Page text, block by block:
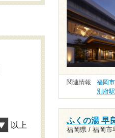
関連情報 福岡
別府駅
ふくの湯 早
福岡県 / 福岡市
以上